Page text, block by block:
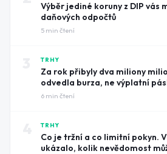
Výběr jediné koruny z DIP vás
daňových odpočtů
5 min čtení
TRHY
Za rok přibyly dva miliony
odvedla burza, ne výplatní
6 min čtení
TRHY
Co je tržní a co limitní pokyn.
ukázalo, kolik nevědomost